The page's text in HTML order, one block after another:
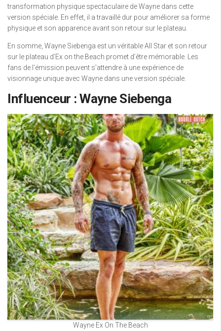
transformation physique spectaculaire de Wayne dans cette
version spéciale. En effet, il a travaillé dur pour améliorer sa forme
physique et son apparence avant son retour sur le plateau.
En somme, Wayne Siebenga est un véritable All Star et son retour
sur le plateau d’Ex on the Beach promet d’être mémorable. Les
fans de l’émission peuvent s’attendre à une expérience de
visionnage unique avec Wayne dans une version spéciale.
Influenceur : Wayne Siebenga
Wayne Ex On The Beach